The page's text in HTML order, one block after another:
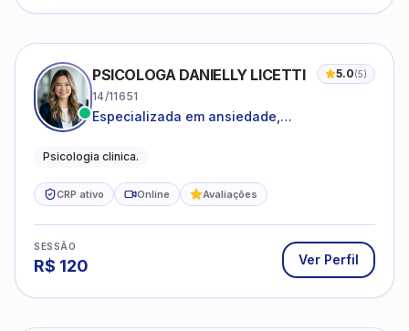
PSICOLOGA DANIELLY LICETTI 5.0(5)
14/11651
Especializada em ansiedade,
Psicologia clinica.
CRP ativo Online Avaliações
SESSÃO
R$ 120 Ver Perfil